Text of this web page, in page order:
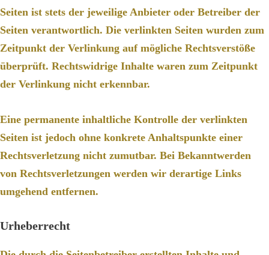
Seiten ist stets der jeweilige Anbieter oder Betreiber der
Seiten verantwortlich. Die verlinkten Seiten wurden zum
Zeitpunkt der Verlinkung auf mögliche Rechtsverstöße
überprüft. Rechtswidrige Inhalte waren zum Zeitpunkt
der Verlinkung nicht erkennbar.
Eine permanente inhaltliche Kontrolle der verlinkten
Seiten ist jedoch ohne konkrete Anhaltspunkte einer
Rechtsverletzung nicht zumutbar. Bei Bekanntwerden
von Rechtsverletzungen werden wir derartige Links
umgehend entfernen.
Urheberrecht